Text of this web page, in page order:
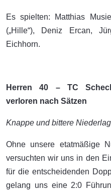
Es spielten: Matthias
(„Hille“), Deniz Ercan,
Eichhorn.
Herren 40 – TC
verloren nach Sätzen
Knappe und bittere
Ohne unsere etatmäßige
versuchten wir uns in den
für die entscheidenden
gelang uns eine 2:0